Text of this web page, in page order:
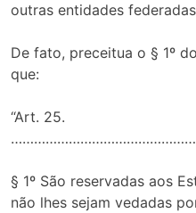
outras entidades
De fato, preceitua o § 1º
que:
“Art. 25.
§ 1º São reservadas aos
não lhes sejam vedadas